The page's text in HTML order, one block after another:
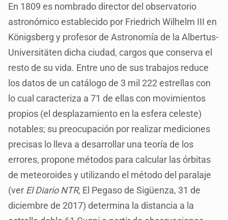
En 1809 es nombrado director del observatorio
astronómico establecido por Friedrich Wilhelm III en
Königsberg y profesor de Astronomía de la Albertus-
Universitäten dicha ciudad, cargos que conserva el
resto de su vida. Entre uno de sus trabajos reduce
los datos de un catálogo de 3 mil 222 estrellas con
lo cual caracteriza a 71 de ellas con movimientos
propios (el desplazamiento en la esfera celeste)
notables; su preocupación por realizar mediciones
precisas lo lleva a desarrollar una teoría de los
errores, propone métodos para calcular las órbitas
de meteoroides y utilizando el método del paralaje
(ver El Diario NTR, El Pegaso de Sigüenza, 31 de
diciembre de 2017) determina la distancia a la